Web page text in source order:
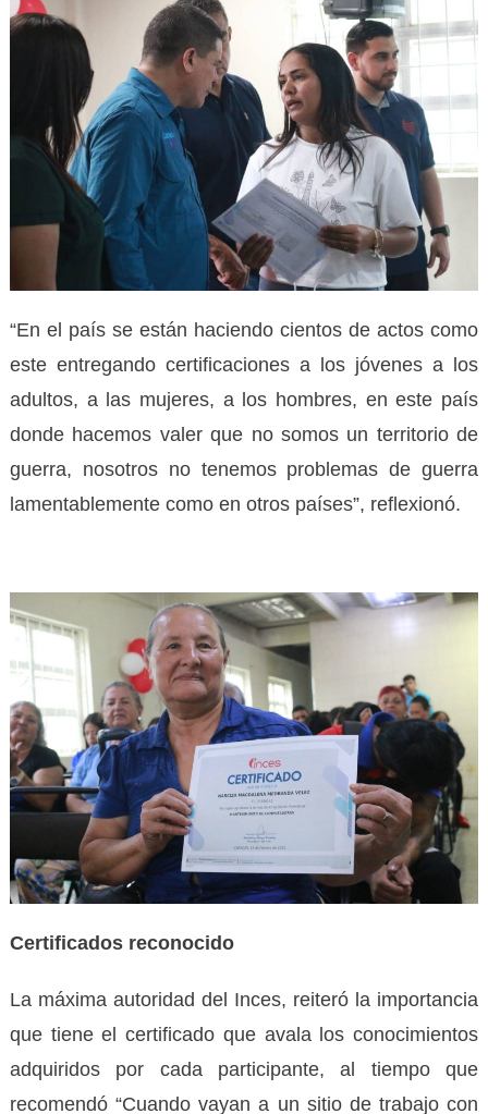
“En el país se están haciendo cientos de actos como
este entregando certificaciones a los jóvenes a los
adultos, a las mujeres, a los hombres, en este país
donde hacemos valer que no somos un territorio de
guerra, nosotros no tenemos problemas de guerra
lamentablemente como en otros países”, reflexionó.
Certificados reconocido
La máxima autoridad del Inces, reiteró la importancia
que tiene el certificado que avala los conocimientos
adquiridos por cada participante, al tiempo que
recomendó “Cuando vayan a un sitio de trabajo con